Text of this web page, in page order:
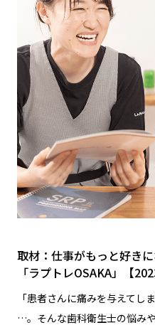
取材：仕事がもっと好き
「ラプトレOSAKA」【
「患者さんに痛みを与えてし
…。そんな歯科衛生士の悩み